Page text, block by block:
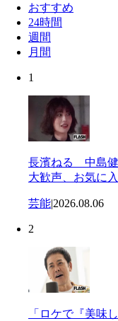
おすすめ
24時間
週間
月間
1
長濱ねる 中島健
大歓声、お気に
芸能|2026.08.06
2
「ロケで『美味